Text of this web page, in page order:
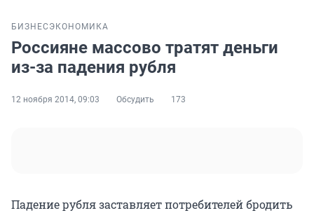
БИЗНЕС ЭКОНОМИКА
Россияне массово тратят деньги
из-за падения рубля
12 ноября 2014, 09:03 Обсудить 173
Падение рубля заставляет потребителей бродить